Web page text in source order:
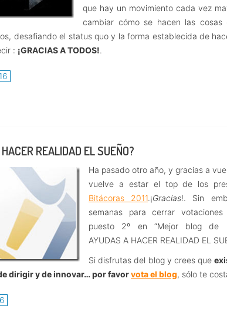
que hay un movimiento cada vez
cambiar cómo se hacen las cosas
desafiando el status quo y la forma establecida de
: ¡GRACIAS A TODOS!.
16
REALIDAD EL SUEÑO?
Ha pasado otro año, y gracias a
vuelve a estar el top de los
Bitácoras 2011.¡Gracias!. Sin
semanas para cerrar
puesto 2º en “Mejor blog de
AYUDAS A HACER REALIDAD EL
Si disfrutas del blog y crees que
dirigir y de innovar… por favorvota el blog, sólo te
6